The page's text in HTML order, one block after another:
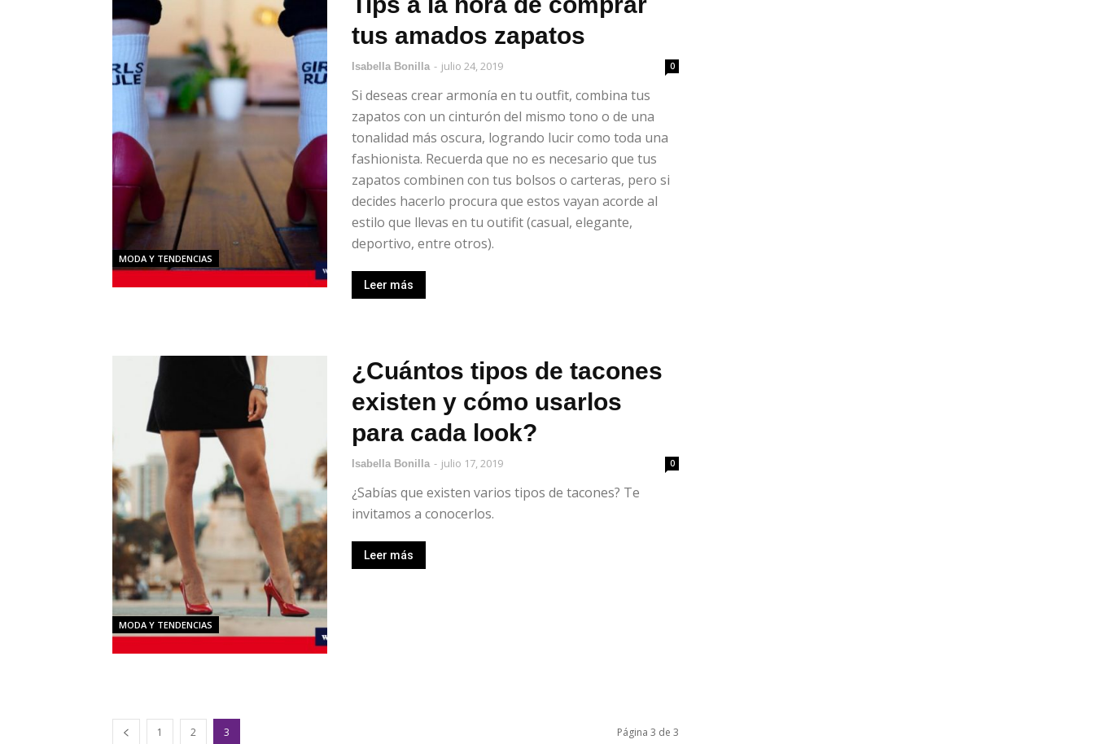
MODA Y TENDENCIAS
tus amados zapatos
Isabella Bonilla - julio 24, 2019 0
Si deseas crear armonía en tu outfit, combina tus
zapatos con un cinturón del mismo tono o de una
tonalidad más oscura, logrando lucir como toda una
fashionista. Recuerda que no es necesario que tus
zapatos combinen con tus bolsos o carteras, pero si
decides hacerlo procura que estos vayan acorde al
estilo que llevas en tu outifit (casual, elegante,
deportivo, entre otros).
Leer más
MODA Y TENDENCIAS
¿Cuántos tipos de tacones
existen y cómo usarlos
para cada look?
Isabella Bonilla - julio 17, 2019 0
¿Sabías que existen varios tipos de tacones? Te
invitamos a conocerlos.
Leer más
1 2 3 Página 3 de 3